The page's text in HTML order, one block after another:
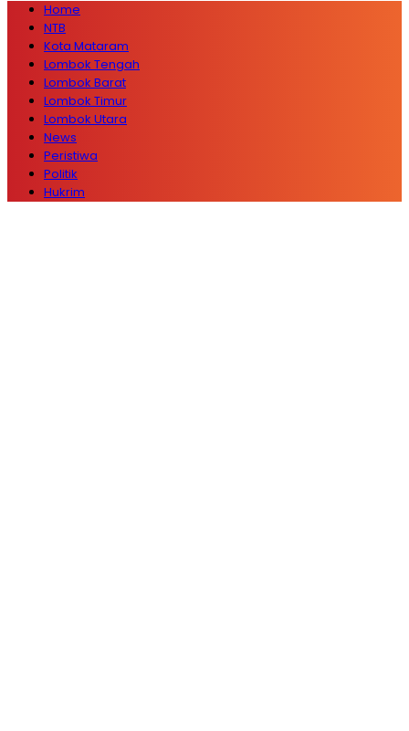
Home
NTB
Kota Mataram
Lombok Tengah
Lombok Barat
Lombok Timur
Lombok Utara
News
Peristiwa
Politik
Hukrim